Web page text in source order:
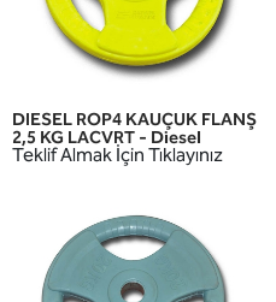
DIESEL ROP4 KAUÇUK FLANŞ
2,5 KG LACVRT - Diesel
Teklif Almak İçin Tıklayınız